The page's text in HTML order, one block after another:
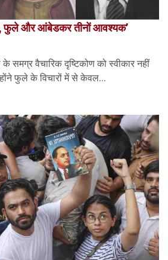
फुले और आंबेडकर तीनों आवश्यक’
के समग्र वैचारिक दृष्टिकोण को स्वीकार नहीं
फुले के विचारों में से केवल...